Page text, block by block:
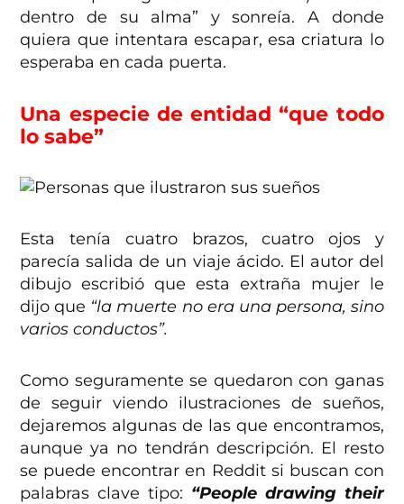
dentro de su alma” y sonreía. A donde
quiera que intentara escapar, esa criatura lo
esperaba en cada puerta.
Una especie de entidad “que todo
lo sabe”
Esta tenía cuatro brazos, cuatro ojos y
parecía salida de un viaje ácido. El autor del
dibujo escribió que esta extraña mujer le
dijo que “la muerte no era una persona, sino
varios conductos”.
Como seguramente se quedaron con ganas
de seguir viendo ilustraciones de sueños,
dejaremos algunas de las que encontramos,
aunque ya no tendrán descripción. El resto
se puede encontrar en Reddit si buscan con
palabras clave tipo: “People drawing their